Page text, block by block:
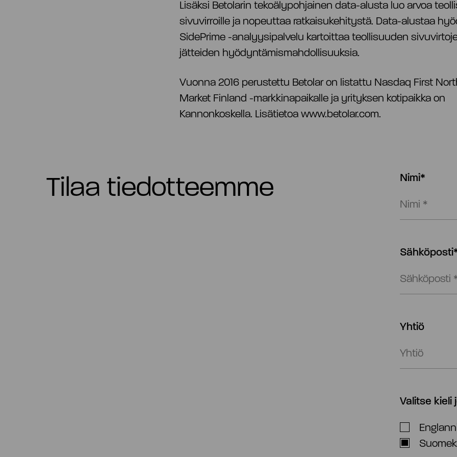
Lisäksi Betolarin tekoälypohjainen data-alusta luo arvoa
sivuvirroille ja nopeuttaa ratkaisukehitystä. Data-alustaa
SidePrime -analyysipalvelu kartoittaa teollisuuden
jätteiden hyödyntämismahdollisuuksia.
Vuonna 2016 perustettu Betolar on listattu Nasdaq First
Market Finland -markkinapaikalle ja yrityksen kotipaikka on
Kannonkoskella. Lisätietoa www.betolar.com.
Tilaa tiedotteemme Nimi*
Yhtiö
Valitse kieli